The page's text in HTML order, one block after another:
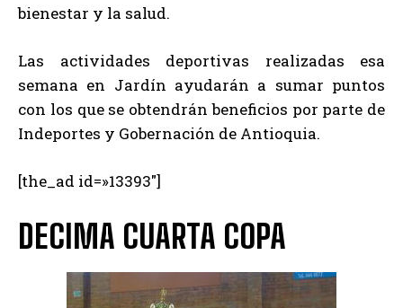
bienestar y la salud.
Las actividades deportivas realizadas esa
semana en Jardín ayudarán a sumar puntos
con los que se obtendrán beneficios por parte de
Indeportes y Gobernación de Antioquia.
[the_ad id=»13393″]
DECIMA CUARTA COPA